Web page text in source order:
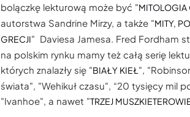
bolączkę lekturową może być "MITOLOGIA
autorstwa Sandrine Mirzy, a także "MITY,
GRECJI" Daviesa Jamesa. Fred Fordham
na polskim rynku mamy też całą serię
których znalazły się "BIAŁY KIEŁ ",
świata", "Wehikuł czasu", “20 tysięcy mil
"Ivanhoe", a nawet "TRZEJ